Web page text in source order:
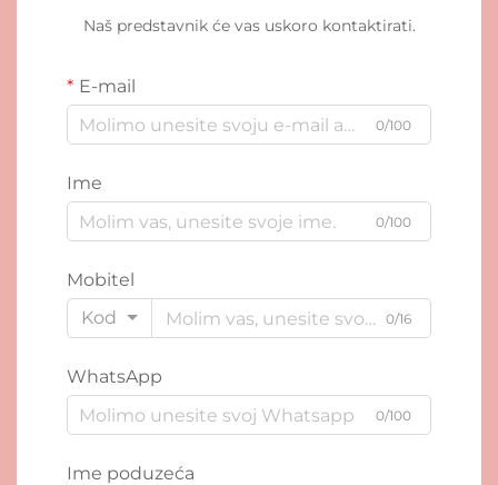
Naš predstavnik će vas uskoro kontaktirati.
E-mail
0/100
Ime
0/100
Mobitel
Kod
0/16
WhatsApp
0/100
Ime poduzeća